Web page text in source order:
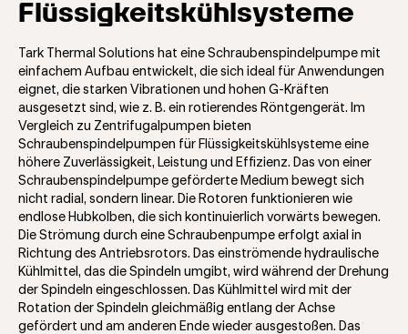
Flüssigkeitskühlsysteme
Tark Thermal Solutions hat eine Schraubenspindelpumpe mit
einfachem Aufbau entwickelt, die sich ideal für Anwendungen
eignet, die starken Vibrationen und hohen G-Kräften
ausgesetzt sind, wie z. B. ein rotierendes Röntgengerät. Im
Vergleich zu Zentrifugalpumpen bieten
Schraubenspindelpumpen für Flüssigkeitskühlsysteme eine
höhere Zuverlässigkeit, Leistung und Effizienz. Das von einer
Schraubenspindelpumpe geförderte Medium bewegt sich
nicht radial, sondern linear. Die Rotoren funktionieren wie
endlose Hubkolben, die sich kontinuierlich vorwärts bewegen.
Die Strömung durch eine Schraubenpumpe erfolgt axial in
Richtung des Antriebsrotors. Das einströmende hydraulische
Kühlmittel, das die Spindeln umgibt, wird während der Drehung
der Spindeln eingeschlossen. Das Kühlmittel wird mit der
Rotation der Spindeln gleichmäßig entlang der Achse
gefördert und am anderen Ende wieder ausgestoßen. Das